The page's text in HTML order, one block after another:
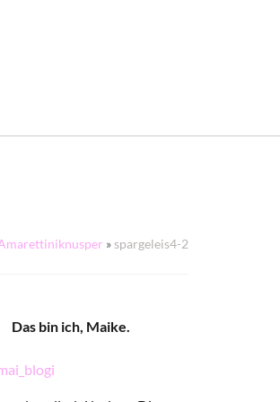
» spargeleis4-2
Das bin ich, Maike.